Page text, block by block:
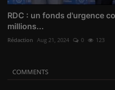
RDC : un fonds d'urgence
millions...
Rédaction Aug 21, 2024 0 123
COMMENTS